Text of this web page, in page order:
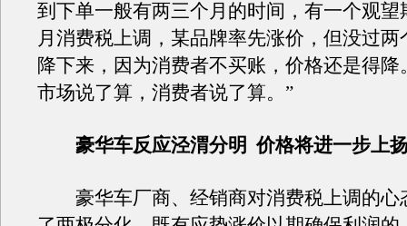
到下单一般有两三个月的时间，有一个观望
月消费税上调，某品牌率先涨价，但没过两
降下来，因为消费者不买账，价格还是得降
市场说了算，消费者说了算。”
豪华车反应泾渭分明价格将进一步上
豪华车厂商、经销商对消费税上调的心